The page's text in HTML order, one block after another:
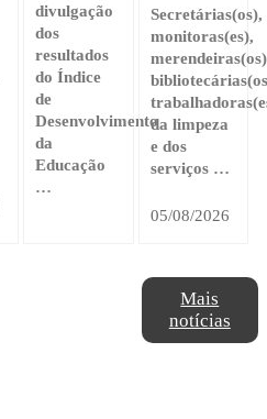
divulgação
dos
resultados
do Índice
de
Desenvolvimento
da
Educação
…
Secretárias(os),
monitoras(es),
da limpeza
e dos
serviços …
05/08/2026
Mais
notícias